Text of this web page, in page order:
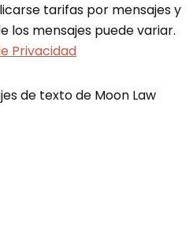
tarifas por mensajes y
los mensajes puede variar.
Privacidad
de texto de Moon Law